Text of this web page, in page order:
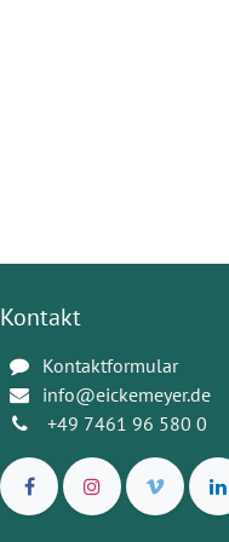
Kontakt
Kontaktformular
info@eickemeyer.de
+49 7461 96 580 0